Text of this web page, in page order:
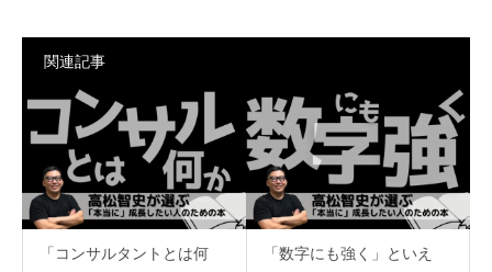
関連記事
「コンサルタントとは何
「数字にも強く」といえ